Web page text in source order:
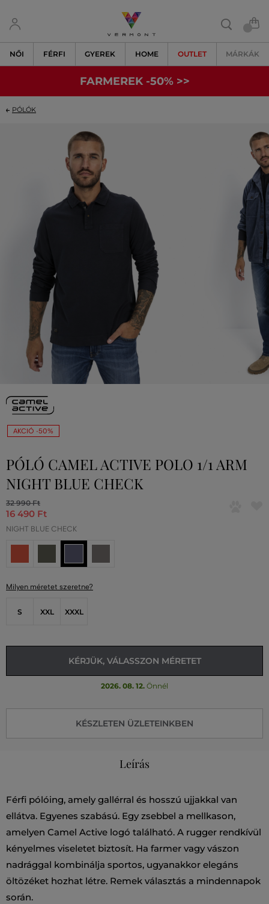
NŐI FÉRFI GYEREK HOME OUTLET MÁRKÁK
FARMEREK -50% >>
PÓLÓK
AKCIÓ -50%
PÓLÓ CAMEL ACTIVE POLO 1/1 ARM
NIGHT BLUE CHECK
32 990 Ft
16 490 Ft
NIGHT BLUE CHECK
Milyen méretet szeretne?
S XXL XXXL
KÉRJÜK, VÁLASSZON MÉRETET
2026. 08. 12. Önnél
KÉSZLETEN ÜZLETEINKBEN
Leírás
Férfi pólóing, amely gallérral és hosszú ujjakkal van
ellátva. Egyenes szabású. Egy zsebbel a mellkason,
amelyen Camel Active logó található. A rugger rendkívül
kényelmes viseletet biztosít. Ha farmer vagy vászon
nadrággal kombinálja sportos, ugyanakkor elegáns
öltözéket hozhat létre. Remek választás a mindennapok
során.